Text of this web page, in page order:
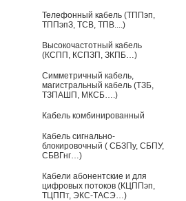
Телефонный кабель (ТППэп,
ТППэпЗ, ТСВ, ТПВ....)
Высокочастотный кабель
(КСПП, КСПЗП, ЗКПБ…)
Симметричный кабель,
магистральный кабель (ТЗБ,
ТЗПАШП, МКСБ….)
Кабель комбинированный
Кабель сигнально-
блокировочный ( СБЗПу, СБПУ,
СБВГнг…)
Кабели абонентские и для
цифровых потоков (КЦППэп,
ТЦППт, ЭКС-ТАСЭ…)